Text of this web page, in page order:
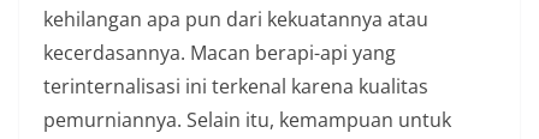
kehilangan apa pun dari kekuatannya atau
kecerdasannya. Macan berapi-api yang
terinternalisasi ini terkenal karena kualitas
pemurniannya. Selain itu, kemampuan untuk